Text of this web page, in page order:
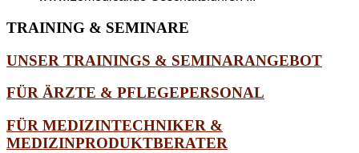
TRAINING & SEMINARE
UNSER TRAININGS & SEMINARANGEBOT
FÜR ÄRZTE & PFLEGEPERSONAL
FÜR MEDIZINTECHNIKER &
MEDIZINPRODUKTBERATER